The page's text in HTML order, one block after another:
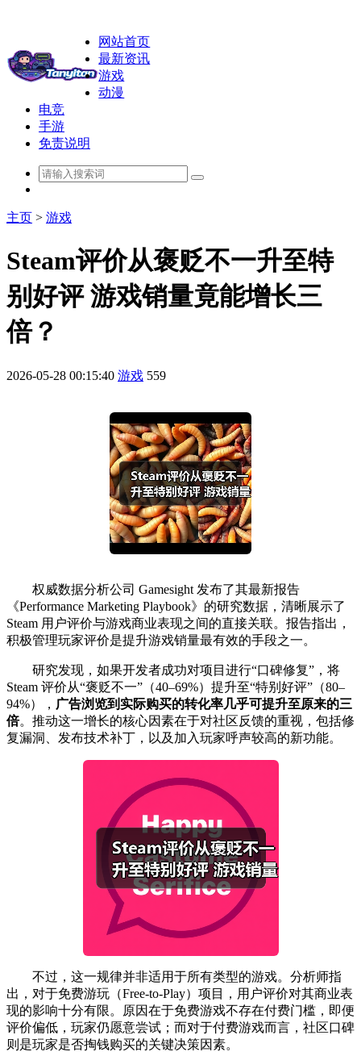
网站首页
最新资讯
游戏
动漫
电竞
手游
免责说明
主页 > 游戏
Steam评价从褒贬不一升至特
别好评 游戏销量竟能增长三
倍？
2026-05-28 00:15:40 游戏 559
权威数据分析公司 Gamesight 发布了其最新报告
《Performance Marketing Playbook》的研究数据，清晰展示了
Steam 用户评价与游戏商业表现之间的直接关联。报告指出，
积极管理玩家评价是提升游戏销量最有效的手段之一。
研究发现，如果开发者成功对项目进行“口碑修复”，将
Steam 评价从“褒贬不一”（40–69%）提升至“特别好评”（80–
94%）， 广告浏览到实际购买的转化率几乎可提升至原来的三
倍。推动这一增长的核心因素在于对社区反馈的重视，包括修
复漏洞、发布技术补丁，以及加入玩家呼声较高的新功能。
不过，这一规律并非适用于所有类型的游戏。分析师指
出，对于免费游玩（Free-to-Play）项目，用户评价对其商业表
现的影响十分有限。原因在于免费游戏不存在付费门槛，即便
评价偏低，玩家仍愿意尝试；而对于付费游戏而言，社区口碑
则是玩家是否掏钱购买的关键决策因素。